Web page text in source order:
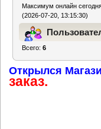
Максимум онлайн
(2026-07-20, 13:15:30)
Всего:6
Открылся
заказ.